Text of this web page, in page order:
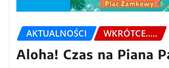
AKTUALNOŚCI WKRÓTCE.....
Aloha! Czas na Piana